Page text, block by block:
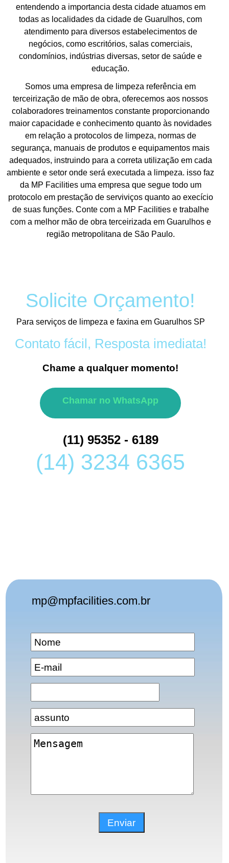
entendendo a importancia desta cidade atuamos em
todas as localidades da cidade de Guarulhos, com
atendimento para diversos estabelecimentos de
negócios, como escritórios, salas comerciais,
condomínios, indústrias diversas, setor de saúde e
educação.
Somos uma empresa de limpeza referência em
terceirização de mão de obra, oferecemos aos nossos
colaboradores treinamentos constante proporcionando
maior capacidade e conhecimento quanto às novidades
em relação a protocolos de limpeza, normas de
segurança, manuais de produtos e equipamentos mais
adequados, instruindo para a correta utilização em cada
ambiente e setor onde será executada a limpeza. isso faz
da MP Facilities uma empresa que segue todo um
protocolo em prestação de serviviços quanto ao execício
de suas funções. Conte com a MP Facilities e trabalhe
com a melhor mão de obra terceirizada em Guarulhos e
região metropolitana de São Paulo.
Solicite Orçamento!
Para serviços de limpeza e faxina em Guarulhos SP
Contato fácil, Resposta imediata!
Chame a qualquer momento!
Chamar no WhatsApp
(11) 95352 - 6189
(14) 3234 6365
mp@mpfacilities.com.br